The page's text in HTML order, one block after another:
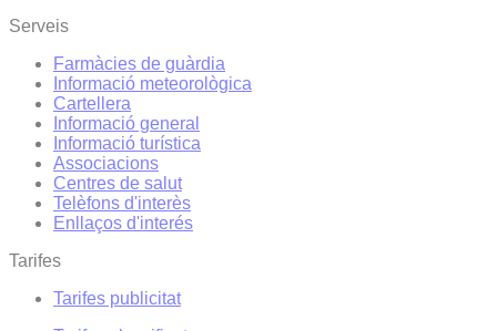
Serveis
Farmàcies de guàrdia
Informació meteorològica
Cartellera
Informació general
Informació turística
Associacions
Centres de salut
Telèfons d'interès
Enllaços d'interés
Tarifes
Tarifes publicitat